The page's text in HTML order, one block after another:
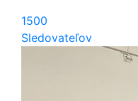
1500
Sledovateľov